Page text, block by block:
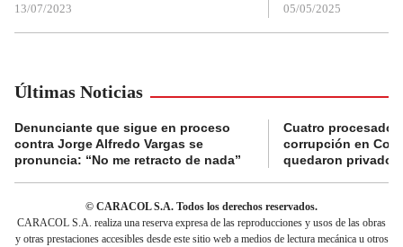
13/07/2023 05/05/2025
Últimas Noticias
Denunciante que sigue en proceso
contra Jorge Alfredo Vargas se
pronuncia: “No me retracto de nada”
Cuatro
corrupción en
quedaron
© CARACOL S.A. Todos los derechos reservados.
CARACOL S.A. realiza una reserva expresa de las reproducciones y usos de las obras
y otras prestaciones accesibles desde este sitio web a medios de lectura mecánica u otros